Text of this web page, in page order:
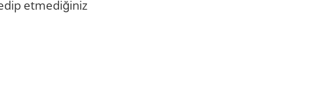
etmediğiniz